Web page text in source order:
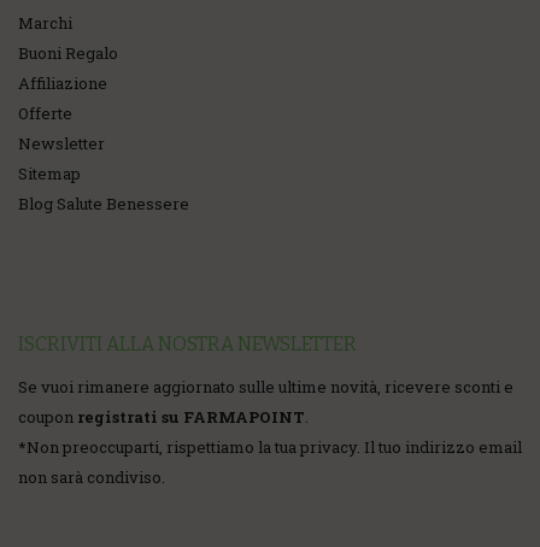
Marchi
Buoni Regalo
Affiliazione
Offerte
Newsletter
Sitemap
Blog Salute Benessere
ISCRIVITI ALLA NOSTRA NEWSLETTER
Se vuoi rimanere aggiornato sulle ultime novità, ricevere sconti e
coupon registrati su FARMAPOINT.
*Non preoccuparti, rispettiamo la tua privacy. Il tuo indirizzo email
non sarà condiviso.